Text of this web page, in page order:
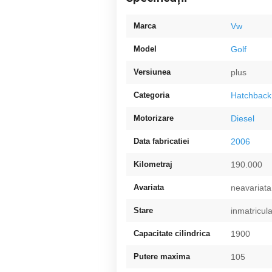
Marca Vw
Model Golf
Versiunea plus
Categoria Hatchback
Motorizare Diesel
Data fabricatiei 2006
Kilometraj 190.000
Avariata neavariata
Stare
Capacitate cilindrica 1900
Putere maxima 105